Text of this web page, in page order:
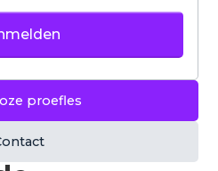
proefles